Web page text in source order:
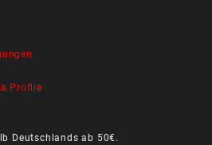
Profile
Deutschlands ab 50€.